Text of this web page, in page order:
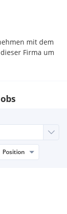
mit dem
Firma um
Position